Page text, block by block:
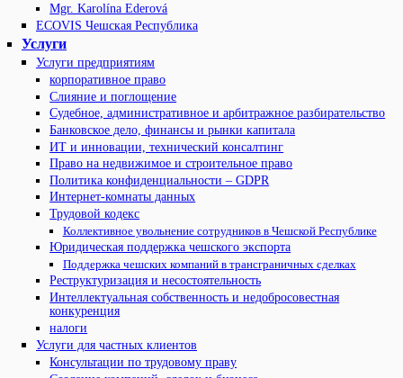
Mgr. Karolína Ederová
ECOVIS Чешская Республика
Услуги
Услуги предприятиям
корпоративное право
Слияние и поглощение
Судебное, административное и арбитражное разбирательство
Банковское дело, финансы и рынки капитала
ИТ и инновации, технический консалтинг
Право на недвижимое и строительное право
Политика конфиденциальности – GDPR
Интернет-комнаты данных
Трудовой кодекс
Коллективное увольнение сотрудников в Чешской Республике
Юридическая поддержка чешского экспорта
Поддержка чешских компаний в трансграничных сделках
Реструктуризация и несостоятельность
Интеллектуальная собственность и недобросовестная
конкуренция
налоги
Услуги для частных клиентов
Консультации по трудовому праву